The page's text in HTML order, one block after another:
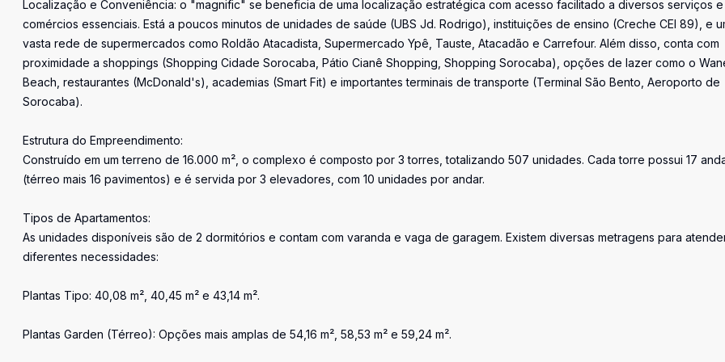
Localização e Conveniência: o "magnific" se beneficia de uma localização estratégica com acesso facilitado a diversos serviços e
comércios essenciais. Está a poucos minutos de unidades de saúde (UBS Jd. Rodrigo), instituições de ensino (Creche CEI 89), e
vasta rede de supermercados como Roldão Atacadista, Supermercado Ypê, Tauste, Atacadão e Carrefour. Além disso, conta com
proximidade a shoppings (Shopping Cidade Sorocaba, Pátio Cianê Shopping, Shopping Sorocaba), opções de lazer como o
Beach, restaurantes (McDonald's), academias (Smart Fit) e importantes terminais de transporte (Terminal São Bento, Aeroporto de
Sorocaba).
Estrutura do Empreendimento:
Construído em um terreno de 16.000 m², o complexo é composto por 3 torres, totalizando 507 unidades. Cada torre possui 17
(térreo mais 16 pavimentos) e é servida por 3 elevadores, com 10 unidades por andar.
Tipos de Apartamentos:
As unidades disponíveis são de 2 dormitórios e contam com varanda e vaga de garagem. Existem diversas metragens para
diferentes necessidades:
Plantas Tipo: 40,08 m², 40,45 m² e 43,14 m².
Plantas Garden (Térreo): Opções mais amplas de 54,16 m², 58,53 m² e 59,24 m².